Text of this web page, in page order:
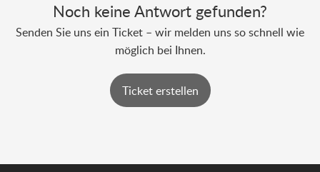
Noch keine Antwort gefunden?
Senden Sie uns ein Ticket – wir melden uns so schnell wie
möglich bei Ihnen.
Ticket erstellen